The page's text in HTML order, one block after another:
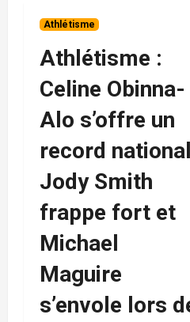
Athlétisme
Athlétisme :
Celine Obinna-
Alo s’offre un
record
Jody Smith
frappe fort et
Michael
Maguire
s’envole lors